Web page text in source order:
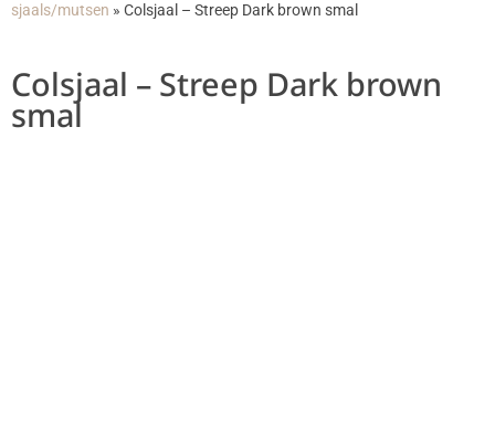
sjaals/mutsen » Colsjaal – Streep Dark brown smal
Colsjaal – Streep Dark brown
smal